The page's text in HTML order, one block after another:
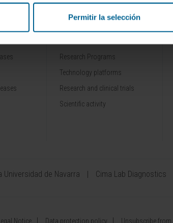
Permitir la selección
RESEARCH
Research Programs
Technology platforms
Research and clinical trials
Scientific activity
Universidad de Navarra Cima Lab Diagnostics
Legal Notice Data protection policy Unsubscribe